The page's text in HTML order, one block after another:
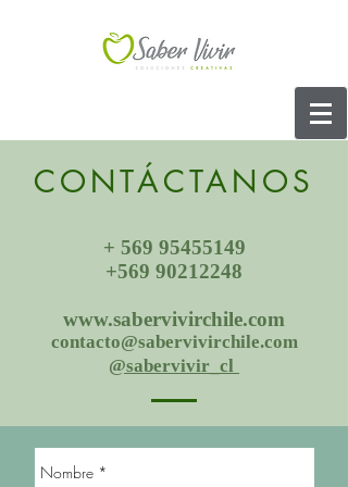
CONTÁCTANOS
+ 569 95455149
+569 90212248
www.sabervivirchile.com
contacto@sabervivirchile.com
@sabervivir_cl